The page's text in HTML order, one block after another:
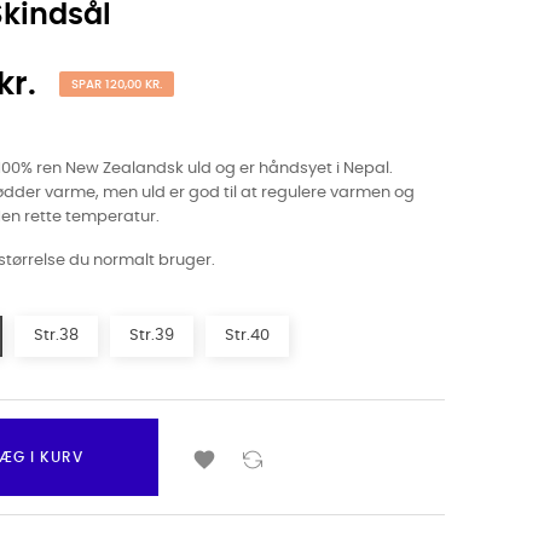
SPAR 120,00 KR.
ren New Zealandsk uld og er håndsyet i Nepal.
varme, men uld er god til at regulere varmen og
rette temperatur.
du normalt bruger.
Str.38 Str.39 Str.40
LÆG I KURV 